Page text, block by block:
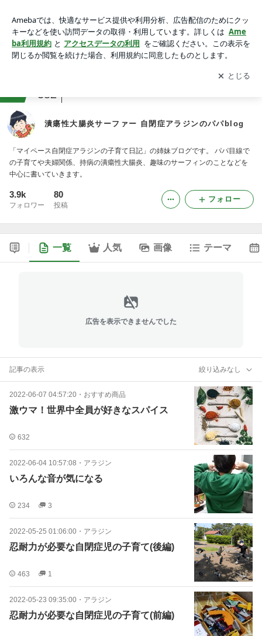
アプリをダウンロードして ブログの更新通知
を受け取りまし
ょう。
開く
382
潰瘍性大腸炎サーファー 自閉症アラジンのパパblog
「マイペース自閉症アラジンの子育て日記」の姉妹ブログです。 パパ目線で
の子育てや夫婦関係、持病の潰瘍性大腸炎、趣味のサーフィンのことなどを
中心に書いていきます。
3.9k
フォロワー
80
投稿
フォロー
一覧 人気 画像 テーマ
広告を表示できませんでした
記事の表示 絞り込みなし
2022-06-07 04:57:20 ・ おすすめ商品
激ウマ！世界中全員が好きなスパイス
632
2022-06-04 10:57:08 ・ アラジン
いろんな音が気になる
234 3
2022-05-25 01:06:00 ・ アラジン
忍耐力が必要な自閉症児の子育て(後編)
463 1
2022-05-23 09:35:00 ・ アラジン
忍耐力が必要な自閉症児の子育て(前編)